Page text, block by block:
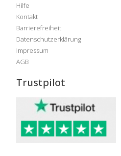
Hilfe
Kontakt
Barrierefreiheit
Datenschutzerklärung
Impressum
AGB
Trustpilot